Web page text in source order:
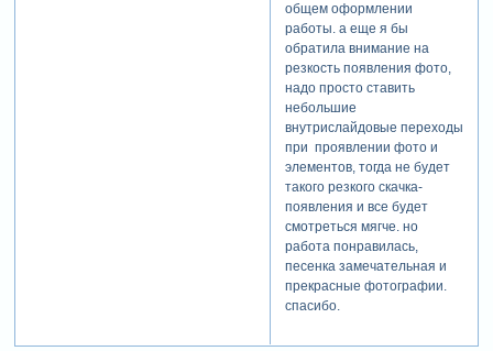
общем оформлении
работы. а еще я бы
обратила внимание на
резкость появления фото,
надо просто ставить
небольшие
внутрислайдовые переходы
при проявлении фото и
элементов, тогда не будет
такого резкого скачка-
появления и все будет
смотреться мягче. но
работа понравилась,
песенка замечательная и
прекрасные фотографии.
спасибо.